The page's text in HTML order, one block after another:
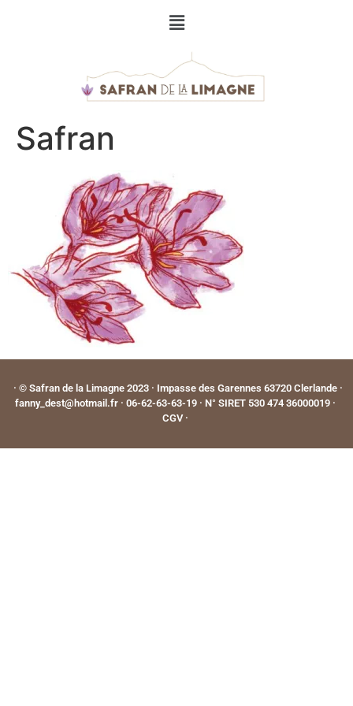
Safran
· © Safran de la Limagne 2023 · Impasse des Garennes 63720 Clerlande ·
fanny_dest@hotmail.fr · 06-62-63-63-19 · N° SIRET 530 474 36000019 ·
CGV·